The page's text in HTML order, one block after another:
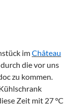
imChâteau
die vor uns
zu kommen.
Zeit mit 27 °C